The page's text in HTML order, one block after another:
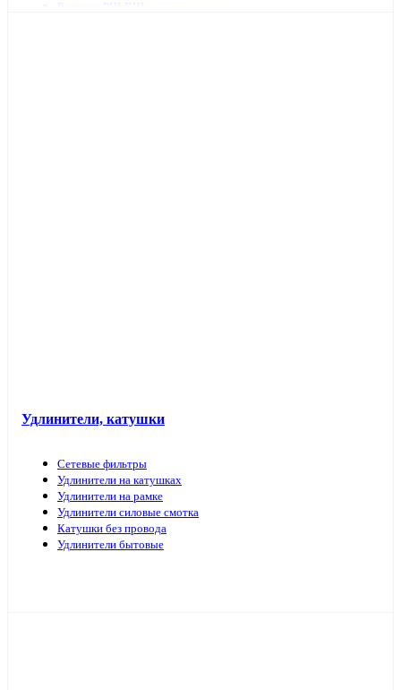
Разъемы РШ-ВШ
Удлинители, катушки
Сетевые фильтры
Удлинители на катушках
Удлинители на рамке
Удлинители силовые смотка
Катушки без провода
Удлинители бытовые